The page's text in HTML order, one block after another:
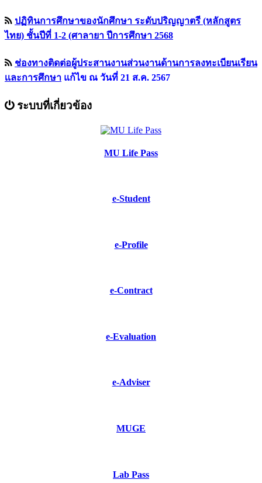
ปฏิทินการศึกษาของนักศึกษา ระดับปริญญาตรี (หลักสูตร
ไทย) ชั้นปีที่ 1-2 (ศาลายา ปีการศึกษา 2568
ช่องทางติดต่อผู้ประสานงานส่วนงานด้านการลงทะเบียนเรียน
เเละการศึกษา แก้ไข ณ วันที่ 21 ส.ค. 2567
ระบบที่เกี่ยวข้อง
MU Life Pass
e-Student
e-Profile
e-Contract
e-Evaluation
e-Adviser
MUGE
Lab Pass